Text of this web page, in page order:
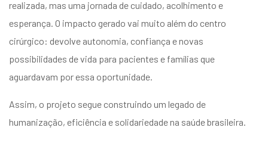
realizada, mas uma jornada de cuidado, acolhimento e
esperança. O impacto gerado vai muito além do centro
cirúrgico: devolve autonomia, confiança e novas
possibilidades de vida para pacientes e famílias que
aguardavam por essa oportunidade.
Assim, o projeto segue construindo um legado de
humanização, eficiência e solidariedade na saúde brasileira.